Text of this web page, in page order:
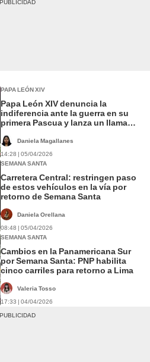
PAPA LEÓN XIV
Papa León XIV denuncia la
indiferencia ante la guerra en su
primera Pascua y lanza un llamado
Daniela Magallanes
14:28 | 05/04/2026
SEMANA SANTA
Carretera Central: restringen paso
de estos vehículos en la vía por
retorno de Semana Santa
Daniela Orellana
08:48 | 05/04/2026
SEMANA SANTA
Cambios en la Panamericana Sur
por Semana Santa: PNP habilita
cinco carriles para retorno a Lima
Valeria Tosso
17:33 | 04/04/2026